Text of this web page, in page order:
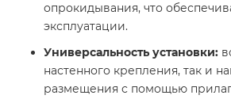
опрокидывания, что
эксплуатации.​
Универсальность установки:
настенного крепления, так и
размещения с помощью